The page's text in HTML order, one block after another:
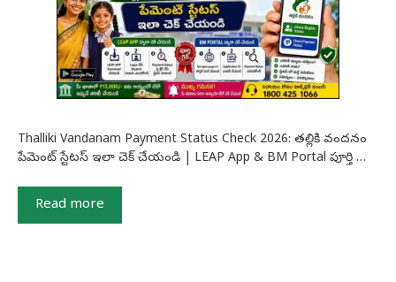
Thalliki Vandanam Payment Status Check 2026: తల్లికి వందనం
పేమెంట్ స్టేటస్ ఇలా చెక్ చేయండి | LEAP App & BM Portal పూర్తి …
Read more